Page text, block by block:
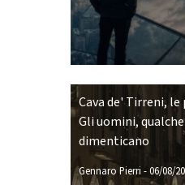
Cava de' Tirreni,
Gli uomini,
dimenticano
Gennaro Pierri -06/08/